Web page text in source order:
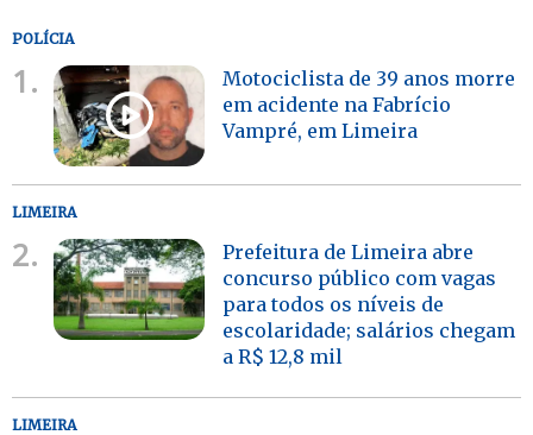
POLÍCIA
1.
Motociclista de 39 anos morre
em acidente na Fabrício
Vampré, em Limeira
LIMEIRA
2.
Prefeitura de Limeira abre
concurso público com vagas
para todos os níveis de
escolaridade; salários chegam
a R$ 12,8 mil
LIMEIRA